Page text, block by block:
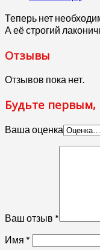
Теперь нет
А её строгий
Отзывы
Отзывов пока нет.
Будьте
Ваша оценка
Ваш отзыв *
Имя *